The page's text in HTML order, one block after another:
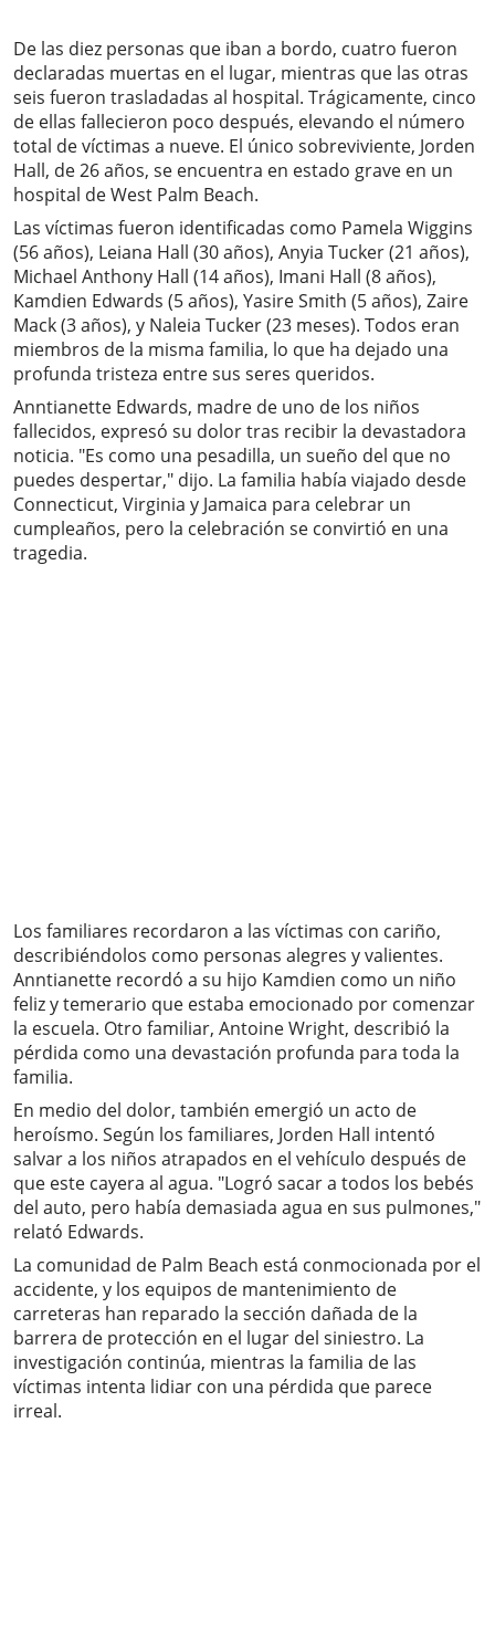
De las diez personas que iban a bordo, cuatro fueron
declaradas muertas en el lugar, mientras que las otras
seis fueron trasladadas al hospital. Trágicamente, cinco
de ellas fallecieron poco después, elevando el número
total de víctimas a nueve. El único sobreviviente, Jorden
Hall, de 26 años, se encuentra en estado grave en un
hospital de West Palm Beach.
Las víctimas fueron identificadas como Pamela Wiggins
(56 años), Leiana Hall (30 años), Anyia Tucker (21 años),
Michael Anthony Hall (14 años), Imani Hall (8 años),
Kamdien Edwards (5 años), Yasire Smith (5 años), Zaire
Mack (3 años), y Naleia Tucker (23 meses). Todos eran
miembros de la misma familia, lo que ha dejado una
profunda tristeza entre sus seres queridos.
Anntianette Edwards, madre de uno de los niños
fallecidos, expresó su dolor tras recibir la devastadora
noticia. "Es como una pesadilla, un sueño del que no
puedes despertar," dijo. La familia había viajado desde
Connecticut, Virginia y Jamaica para celebrar un
cumpleaños, pero la celebración se convirtió en una
tragedia.
Los familiares recordaron a las víctimas con cariño,
describiéndolos como personas alegres y valientes.
Anntianette recordó a su hijo Kamdien como un niño
feliz y temerario que estaba emocionado por comenzar
la escuela. Otro familiar, Antoine Wright, describió la
pérdida como una devastación profunda para toda la
familia.
En medio del dolor, también emergió un acto de
heroísmo. Según los familiares, Jorden Hall intentó
salvar a los niños atrapados en el vehículo después de
que este cayera al agua. "Logró sacar a todos los bebés
del auto, pero había demasiada agua en sus pulmones,"
relató Edwards.
La comunidad de Palm Beach está conmocionada por el
accidente, y los equipos de mantenimiento de
carreteras han reparado la sección dañada de la
barrera de protección en el lugar del siniestro. La
investigación continúa, mientras la familia de las
víctimas intenta lidiar con una pérdida que parece
irreal.